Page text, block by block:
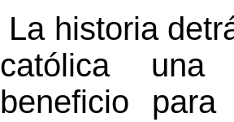
La historia
católica una
beneficio